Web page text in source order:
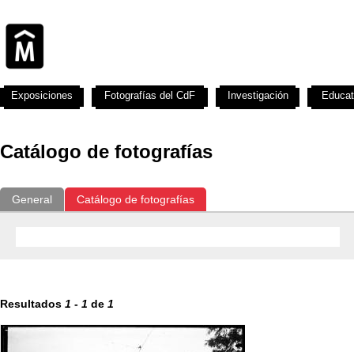
Catálogo de fotografías
General Catálogo de fotografías
Resultados 1 - 1 de 1
Exposiciones Fotografías del CdF Investigación